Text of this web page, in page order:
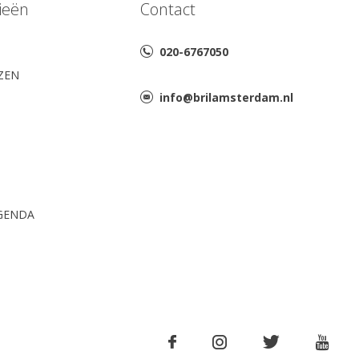
Contact
020-6767050
info@brilamsterdam.nl